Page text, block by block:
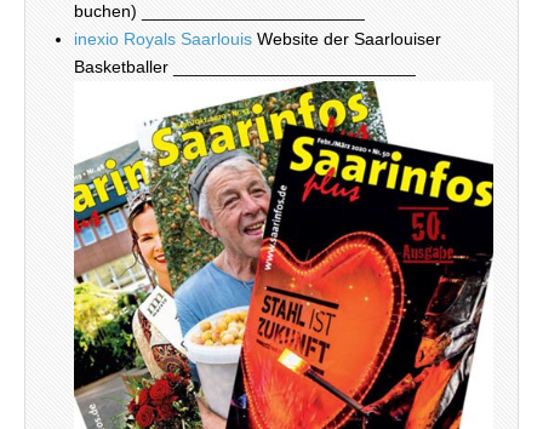
buchen) _______________________
inexio Royals Saarlouis Website der Saarlouiser
Basketballer _________________________